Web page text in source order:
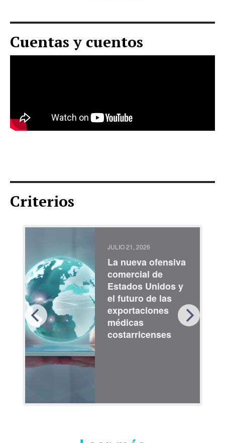
Cuentas y cuentos
Criterios
JULIO 21, 2026
La nueva ofensiva
comercial de
Estados Unidos y
el futuro de las
exportaciones
médicas
costarricenses